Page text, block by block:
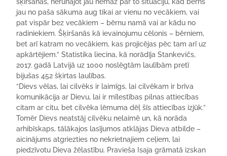
jau no paša sākuma aug tikai ar vienu no vecākiem, vai
pat vispār bez vecākiem – bērnu namā vai ar kādu no
radiniekiem. Šķiršanās kā ievainojumu cēlonis – bērniem,
bet arī katram no vecākiem, kas projicējas pēc tam arī uz
apkārtējiem.” Statistika liecina, kā norādīja Stankevičs,
2017. gadā Latvijā uz 1000 noslēgtām laulībām pretī
bijušas 452 šķirtas laulības.
“Dievs vēlas, lai cilvēks ir laimīgs, lai cilvēkam ir brīva
komunikācija ar Dievu, lai ir mīlestības pilnas attiecības
citam ar citu, bet cilvēka lēmuma dēļ šīs attiecības izjūk.”
Tomēr Dievs neatstāj cilvēku nelaimē un, kā norāda
arhibīskaps, tālākajos lasījumos atklājas Dieva atbilde –
aicinājums atgriezties no nekrietnajiem ceļiem, lai
piedzīvotu Dieva žēlastību. Pravieša Isaja grāmatā izskan